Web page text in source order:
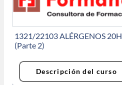
1321/22103 ALÉRGENOS 20H
(Parte 2)
Descripción del curso